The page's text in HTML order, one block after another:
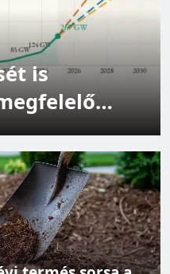
is
– de ne bárhová